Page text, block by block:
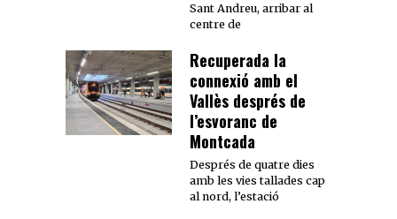
Sant Andreu, arribar al
centre de
Recuperada la
connexió amb el
Vallès després de
l’esvoranc de
Montcada
Després de quatre dies
amb les vies tallades cap
al nord, l’estació